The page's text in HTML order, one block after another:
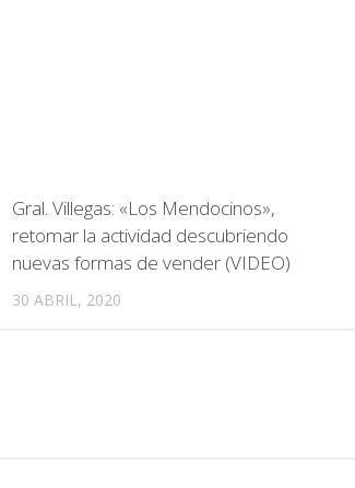
Gral. Villegas: «Los Mendocinos»,
retomar la actividad descubriendo
nuevas formas de vender (VIDEO)
30 ABRIL, 2020